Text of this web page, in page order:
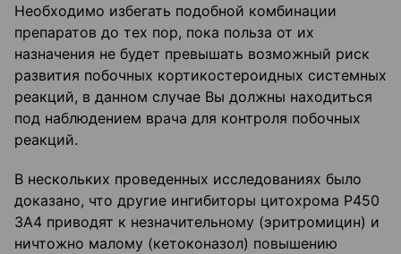
Необходимо избегать подобной комбинации
препаратов до тех пор, пока польза от их
назначения не будет превышать возможный риск
развития побочных кортикостероидных системных
реакций, в данном случае Вы должны находиться
под наблюдением врача для контроля побочных
реакций.
В нескольких проведенных исследованиях было
доказано, что другие ингибиторы цитохрома Р450
ЗА4 приводят к незначительному (эритромицин) и
ничтожно малому (кетоконазол) повышению